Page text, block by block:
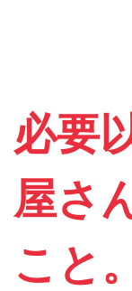
必要
屋さ
こと。